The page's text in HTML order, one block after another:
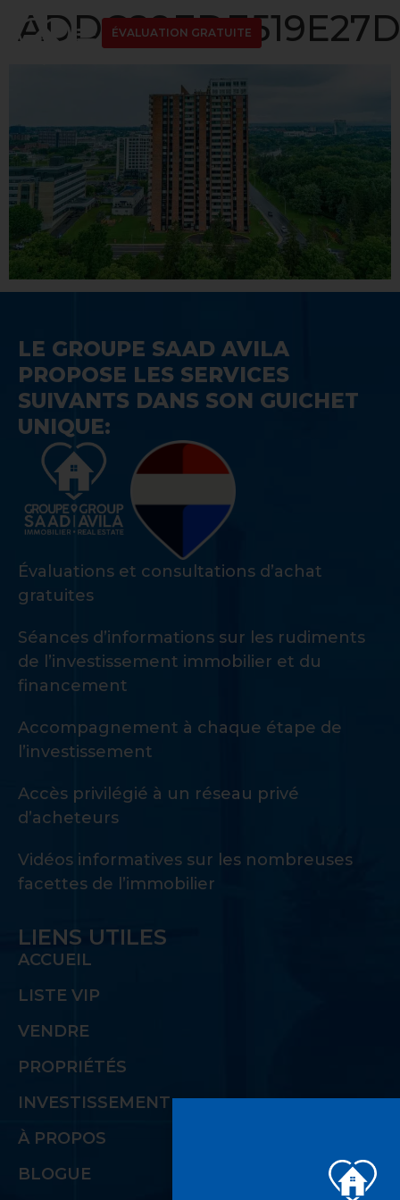
ÉVALUATION GRATUITE
LE GROUPE SAAD AVILA
PROPOSE LES SERVICES
SUIVANTS DANS SON GUICHET
UNIQUE:
Évaluations et consultations d’achat
gratuites
Séances d’informations sur les rudiments
de l’investissement immobilier et du
financement
Accompagnement à chaque étape de
l’investissement
Accès privilégié à un réseau privé
d’acheteurs
Vidéos informatives sur les nombreuses
facettes de l’immobilier
LIENS UTILES
ACCUEIL
LISTE VIP
VENDRE
PROPRIÉTÉS
INVESTISSEMENT
À PROPOS
BLOGUE